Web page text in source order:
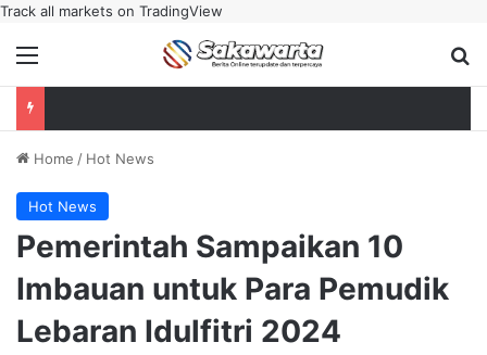
Track all markets on TradingView
Menu
Home / Hot News
Hot News
Pemerintah Sampaikan 10
Imbauan untuk Para Pemudik
Lebaran Idulfitri 2024